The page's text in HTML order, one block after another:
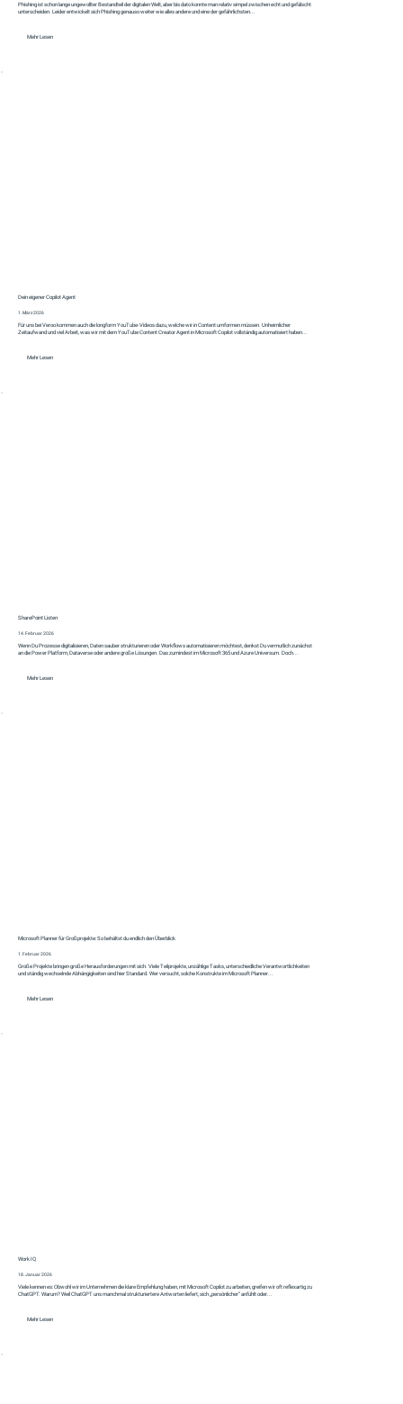
Phishing ist schon lange ungewollter Bestandteil der digitalen Welt, aber bis dato konnte man relativ simpel zwischen echt und gefälscht
unterscheiden. Leider entwickelt sich Phishing genauso weiter wie alles andere und eine der gefährlichsten...
Mehr Lesen
Dein eigener Copilot Agent
1. März 2026
Für uns bei Veroo kommen auch die longform YouTube-Videos dazu, welche wir in Content umformen müssen. Unheimlicher
Zeitaufwand und viel Arbeit, was wir mit dem YouTube Content Creator Agent in Microsoft Copilot vollständig automatisiert haben...
Mehr Lesen
SharePoint Listen
14. Februar 2026
Wenn Du Prozesse digitalisieren, Daten sauber strukturieren oder Workflows automatisieren möchtest, denkst Du vermutlich zunächst
an die Power Platform, Dataverse oder andere große Lösungen. Das zumindest im Microsoft 365 und Azure Universum. Doch...
Mehr Lesen
Microsoft Planner für Großprojekte: So behältst du endlich den Überblick
1. Februar 2026
Große Projekte bringen große Herausforderungen mit sich. Viele Teilprojekte, unzählige Tasks, unterschiedliche Verantwortlichkeiten
und ständig wechselnde Abhängigkeiten sind hier Standard. Wer versucht, solche Konstrukte im Microsoft Planner...
Mehr Lesen
Work IQ
18. Januar 2026
Viele kennen es: Obwohl wir im Unternehmen die klare Empfehlung haben, mit Microsoft Copilot zu arbeiten, greifen wir oft reflexartig zu
ChatGPT. Warum? Weil ChatGPT uns manchmal strukturiertere Antworten liefert, sich „persönlicher“ anfühlt oder...
Mehr Lesen